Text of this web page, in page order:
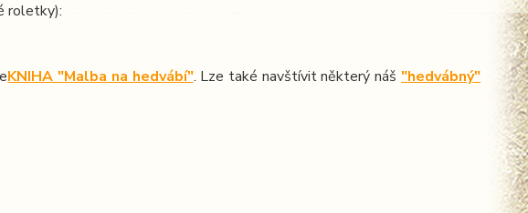
roletky):
KNIHA "Malba na hedvábí". Lze také navštívit některý náš "hedvábný"